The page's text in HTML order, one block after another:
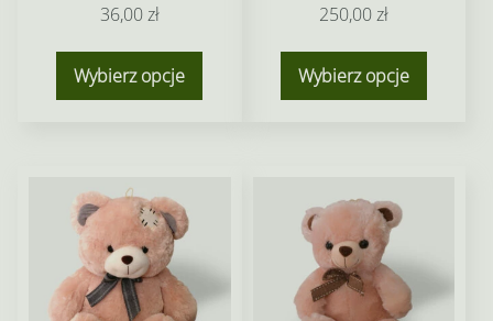
36,00zł
Wybierz opcje
250,00zł
Wybierz opcje